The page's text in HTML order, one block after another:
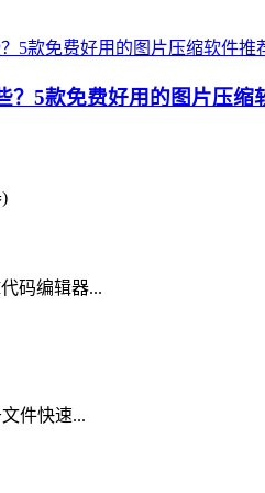
？5款免费好用的图片压缩
码编辑器...
件快速...